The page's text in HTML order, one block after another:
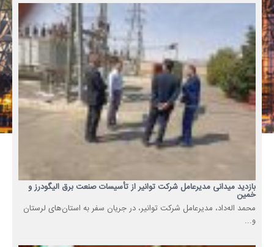
بازدید میدانی مدیرعامل شرکت توانیر از تأسیسات صنعت برق الیگودرز و
خمین
محمد اله‌داد، مدیرعامل شرکت توانیر، در جریان سفر به استان‌های لرستان
و...